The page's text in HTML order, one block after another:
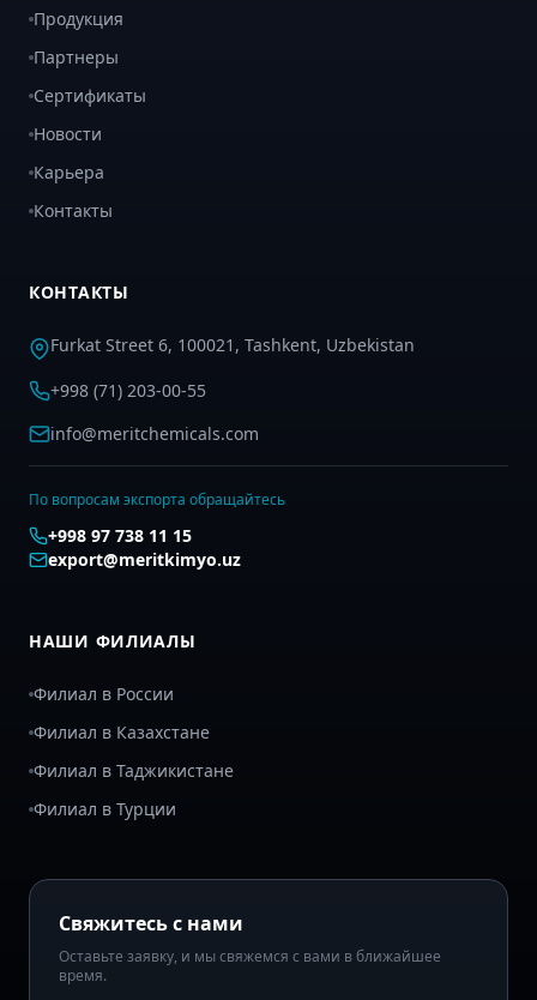
Продукция
Партнеры
Сертификаты
Новости
Карьера
Контакты
КОНТАКТЫ
Furkat Street 6, 100021, Tashkent, Uzbekistan
+998 (71) 203-00-55
info@meritchemicals.com
По вопросам экспорта обращайтесь
+998 97 738 11 15
export@meritkimyo.uz
НАШИ ФИЛИАЛЫ
Филиал в России
Филиал в Казахстане
Филиал в Таджикистане
Филиал в Турции
Свяжитесь с нами
Оставьте заявку, и мы свяжемся с вами в ближайшее
время.